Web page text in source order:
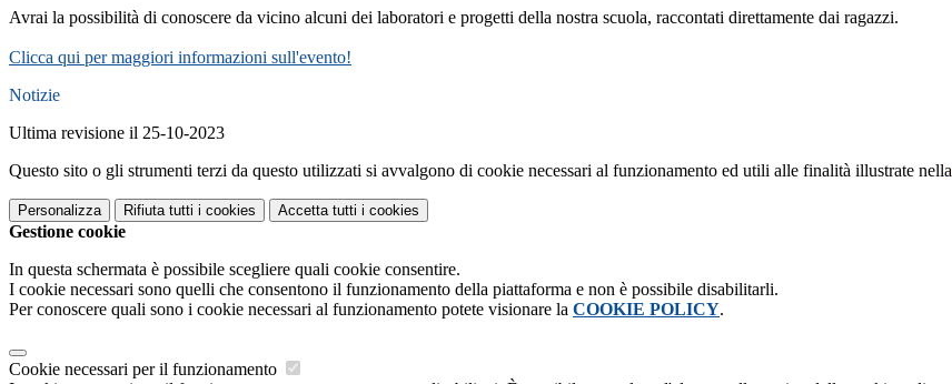
Avrai la possibilità di conoscere da vicino alcuni dei laboratori e progetti della nostra scuola, raccontati direttamente dai ragazzi.
Clicca qui per maggiori informazioni sull'evento!
Notizie
Ultima revisione il 25-10-2023
Questo sito o gli strumenti terzi da questo utilizzati si avvalgono di cookie necessari al funzionamento ed utili alle finalità illustrate nella
Personalizza Rifiuta tutti i cookies Accetta tutti i cookies
Gestione cookie
In questa schermata è possibile scegliere quali cookie consentire.
I cookie necessari sono quelli che consentono il funzionamento della piattaforma e non è possibile disabilitarli.
Per conoscere quali sono i cookie necessari al funzionamento potete visionare la COOKIE POLICY.
Cookie necessari per il funzionamento